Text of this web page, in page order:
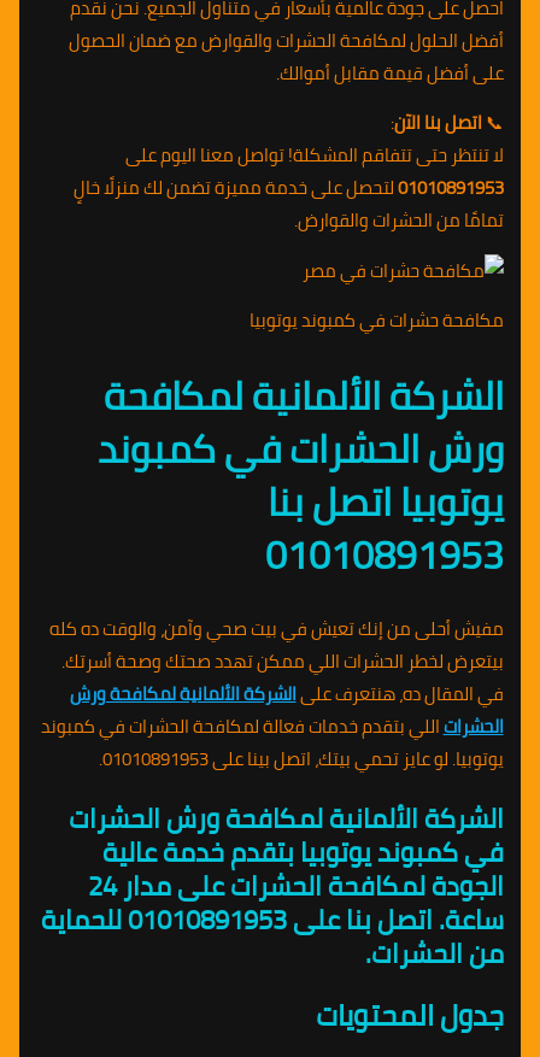
احصل على جودة عالمية بأسعار في متناول الجميع. نحن نقدم
أفضل الحلول لمكافحة الحشرات والقوارض مع ضمان الحصول
على أفضل قيمة مقابل أموالك.
📞اتصل بنا الآن:
لا تنتظر حتى تتفاقم المشكلة! تواصل معنا اليوم على
01010891953لتحصل على خدمة مميزة تضمن لك منزلًا خالٍ
تمامًا من الحشرات والقوارض.
مكافحة حشرات في كمبوند يوتوبيا
الشركة الألمانية لمكافحة
ورش الحشرات في كمبوند
يوتوبيا اتصل بنا
01010891953
مفيش أحلى من إنك تعيش في بيت صحي وآمن، والوقت ده كله
بيتعرض لخطر الحشرات اللي ممكن تهدد صحتك وصحة أسرتك.
في المقال ده، هنتعرف علىالشركة الألمانية لمكافحة ورش
الحشراتاللي بتقدم خدمات فعالة لمكافحة الحشرات في كمبوند
يوتوبيا. لو عايز تحمي بيتك، اتصل بينا على 01010891953.
الشركة الألمانية لمكافحة ورش الحشرات
في كمبوند يوتوبيا بتقدم خدمة عالية
الجودة لمكافحة الحشرات على مدار 24
ساعة. اتصل بنا على 01010891953 للحماية
من الحشرات.
جدول المحتويات